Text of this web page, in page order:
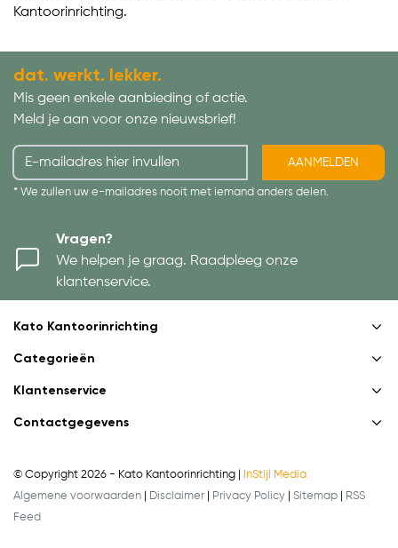
Kantoorinrichting.
dat. werkt. lekker.
Mis geen enkele aanbieding of actie.
Meld je aan voor onze nieuwsbrief!
AANMELDEN
* We zullen uw e-mailadres nooit met iemand anders delen.
Vragen?
We helpen je graag. Raadpleeg onze
klantenservice.
Kato Kantoorinrichting
Categorieën
Klantenservice
Contactgegevens
© Copyright 2026 - Kato Kantoorinrichting |
InStijl Media
Algemene voorwaarden
Disclaimer Privacy Policy Sitemap
RSS
Feed